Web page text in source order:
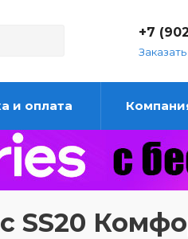
+7
и оплата
SS20